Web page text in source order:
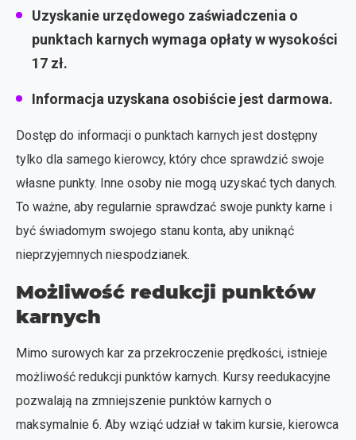
Uzyskanie urzędowego zaświadczenia o
punktach karnych wymaga opłaty w wysokości
17 zł.
Informacja uzyskana osobiście jest darmowa.
Dostęp do informacji o punktach karnych jest dostępny
tylko dla samego kierowcy, który chce sprawdzić swoje
własne punkty. Inne osoby nie mogą uzyskać tych danych.
To ważne, aby regularnie sprawdzać swoje punkty karne i
być świadomym swojego stanu konta, aby uniknąć
nieprzyjemnych niespodzianek.
Możliwość redukcji punktów
karnych
Mimo surowych kar za przekroczenie prędkości, istnieje
możliwość redukcji punktów karnych. Kursy reedukacyjne
pozwalają na zmniejszenie punktów karnych o
maksymalnie 6. Aby wziąć udział w takim kursie, kierowca